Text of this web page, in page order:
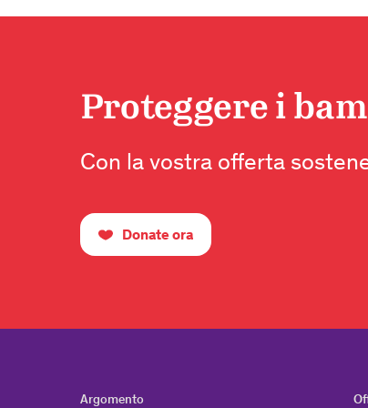
Proteggere i
Con la vostra offerta
Donate ora
Argomento